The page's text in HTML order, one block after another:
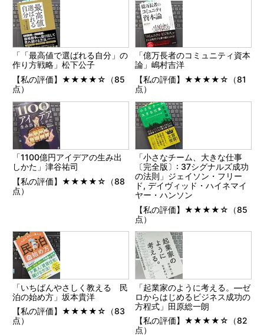
「「最高値で選ばれる自分」の
作り方戦略」松下公子
【私の評価】★★★★☆（85
点）
「億万長者のコミュニティ資本
論」嶋村吉洋
【私の評価】★★★★☆（81
点）
「1100億円アイデアの生み出
しかた」津谷祐司
【私の評価】★★★★☆（88
点）
「小さなチーム、大きな仕事
〔完全版〕: 37シグナルズ成功
の法則」ジェイソン・フリー
ド, デイヴィッド・ハイネマイ
ヤー・ハンソン
【私の評価】★★★★☆（85
点）
「いちばんやさしく教える 民
泊の始め方」坂本貴洋
【私の評価】★★★★☆（83
点）
「起業家のように考える。―ゼ
ロからはじめるビジネス成功の
方程式」田原総一朗
【私の評価】★★★★☆（82
点）